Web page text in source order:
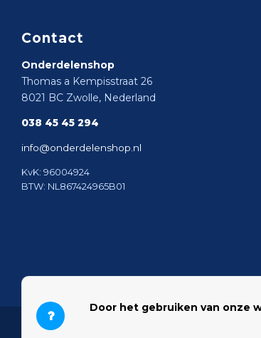
Contact
Onderdelenshop
Thomas a Kempisstraat 26
8021 BC Zwolle, Nederland
038 45 45 294
info@onderdelenshop.nl
KvK: 96004924
BTW: NL867424965B01
© 2026 Onderdelenshop - Powered by
Door het gebruiken van onze